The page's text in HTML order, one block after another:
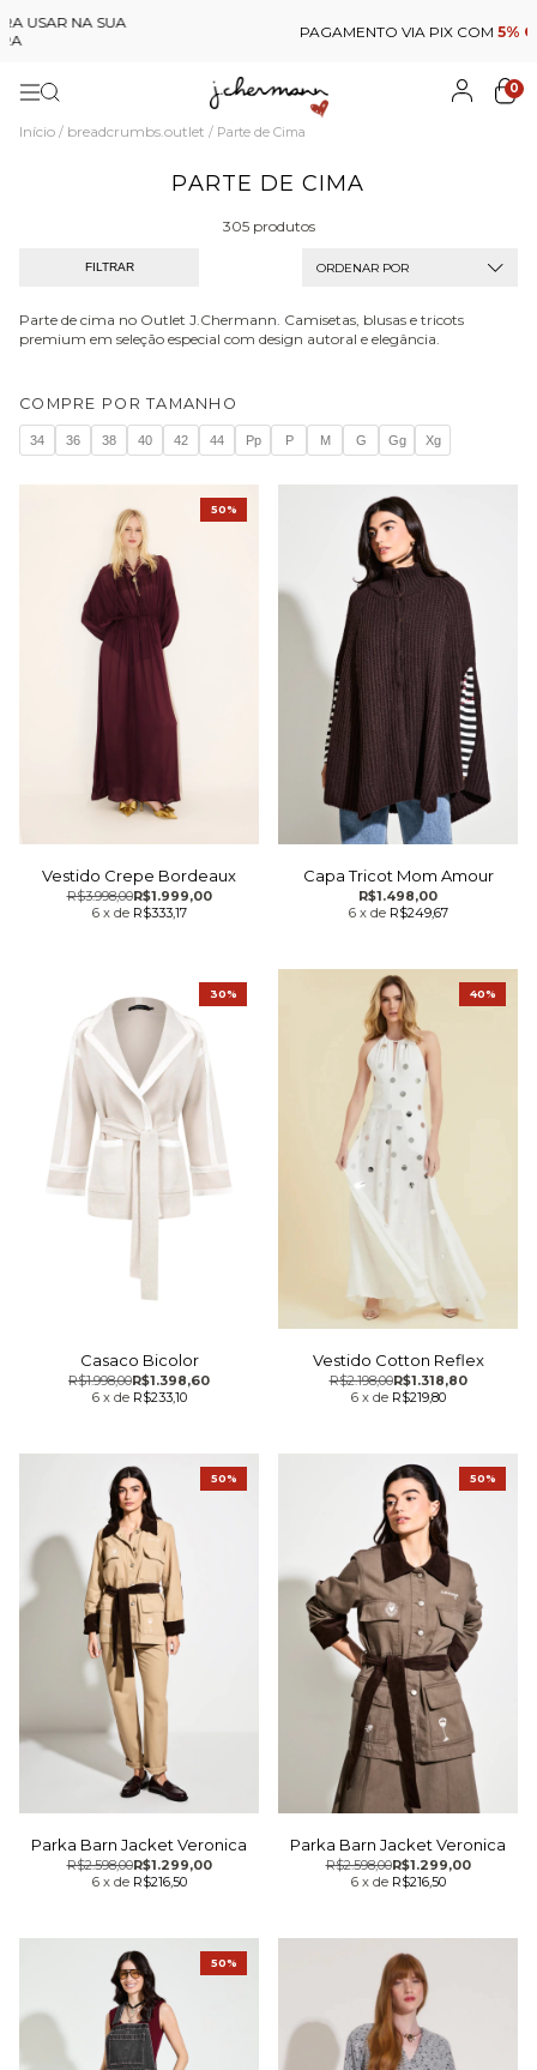
PAGAMENTO VIA PIX COM5% OFF
0
Início / breadcrumbs.outlet / Parte de Cima
PARTE DE CIMA
305 produtos
FILTRAR ORDENAR POR
Parte de cima no Outlet J.Chermann. Camisetas, blusas e tricots
premium em seleção especial com design autoral e elegância.
COMPRE POR TAMANHO
34 36 38 40 42 44 Pp P M G Gg Xg
Vestido Crepe Bordeaux
R$1.999,00
R$3.998,00
6 x de R$333,17
50%
Capa Tricot Mom Amour
R$1.498,00
6 x de R$249,67
Casaco Bicolor
R$1.398,60
R$1.998,00
6 x de R$233,10
30%
Vestido Cotton Reflex
R$1.318,80
R$2.198,00
6 x de R$219,80
40%
Parka Barn Jacket Veronica
R$1.299,00
R$2.598,00
6 x de R$216,50
50%
Parka Barn Jacket Veronica
R$1.299,00
R$2.598,00
6 x de R$216,50
50%
50%